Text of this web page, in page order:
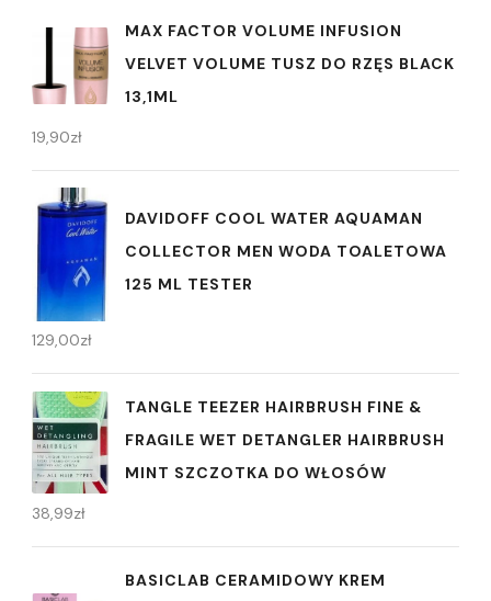
MAX FACTOR VOLUME INFUSION
VELVET VOLUME TUSZ DO RZĘS BLACK
13,1ML
19,90zł
DAVIDOFF COOL WATER AQUAMAN
COLLECTOR MEN WODA TOALETOWA
125 ML TESTER
129,00zł
TANGLE TEEZER HAIRBRUSH FINE &
FRAGILE WET DETANGLER HAIRBRUSH
MINT SZCZOTKA DO WŁOSÓW
38,99zł
BASICLAB CERAMIDOWY KREM